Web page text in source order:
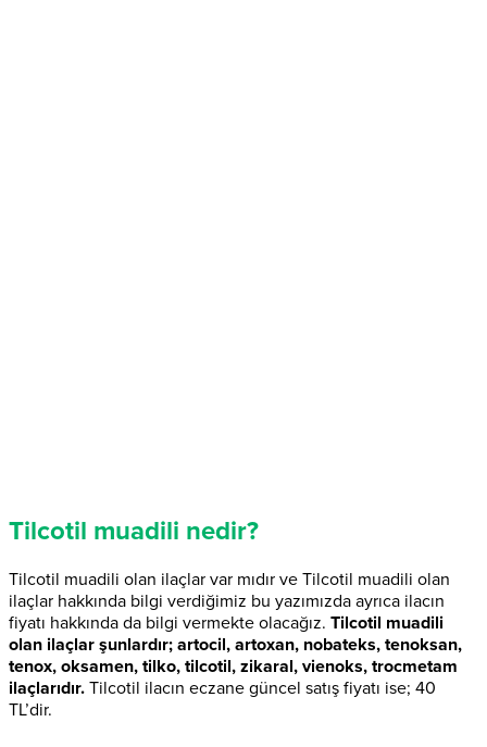
Tilcotil muadili nedir?
Tilcotil muadili olan ilaçlar var mıdır ve Tilcotil muadili olan
ilaçlar hakkında bilgi verdiğimiz bu yazımızda ayrıca ilacın
fiyatı hakkında da bilgi vermekte olacağız. Tilcotil muadili
olan ilaçlar şunlardır; artocil, artoxan, nobateks, tenoksan,
tenox, oksamen, tilko, tilcotil, zikaral, vienoks, trocmetam
ilaçlarıdır. Tilcotil ilacın eczane güncel satış fiyatı ise; 40
TL’dir.